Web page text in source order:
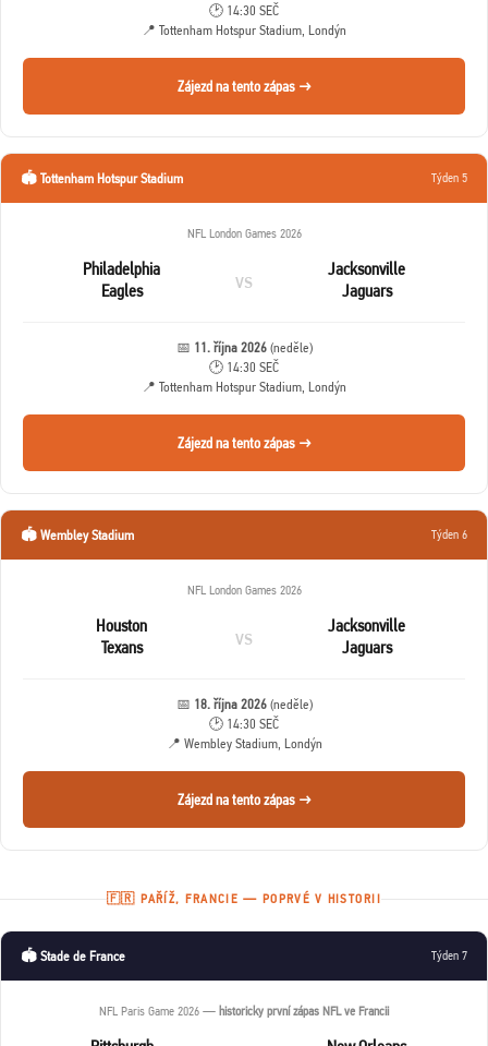
🕑 14:30 SEČ
📍 Tottenham Hotspur Stadium, Londýn
Zájezd na tento zápas →
🏟️ Tottenham Hotspur Stadium Týden 5
NFL London Games 2026
Philadelphia
Eagles
vs
Jacksonville
Jaguars
📅 11. října 2026(neděle)
🕑 14:30 SEČ
📍 Tottenham Hotspur Stadium, Londýn
Zájezd na tento zápas →
🏟️ Wembley Stadium Týden 6
NFL London Games 2026
Houston
Texans
vs
Jacksonville
Jaguars
📅 18. října 2026(neděle)
🕑 14:30 SEČ
📍 Wembley Stadium, Londýn
Zájezd na tento zápas →
🇫🇷 PAŘÍŽ, FRANCIE — POPRVÉ V HISTORII
🏟️ Stade de France Týden 7
NFL Paris Game 2026 — historicky první zápas NFL ve Francii